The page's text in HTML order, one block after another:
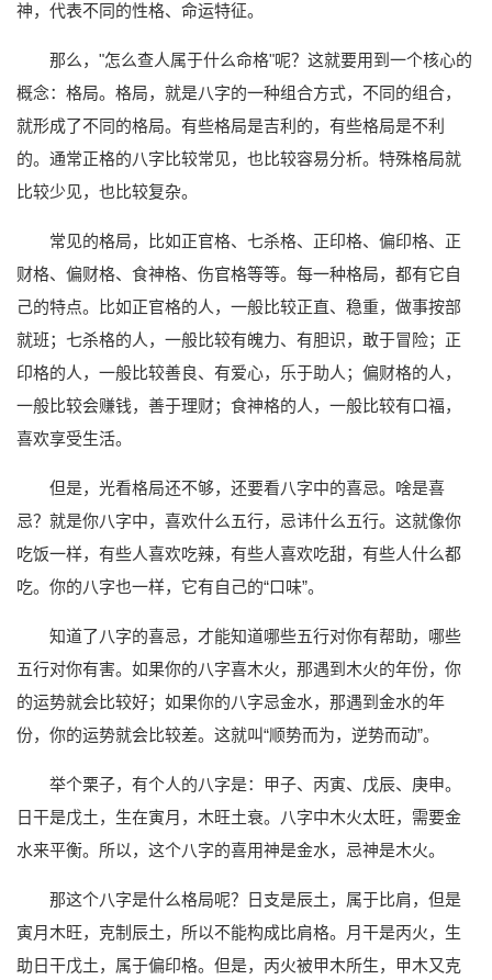
神，代表不同的性格、命运特征。
那么，"怎么查人属于什么命格"呢？这就要用到一个核心的
概念：格局。格局，就是八字的一种组合方式，不同的组合，
就形成了不同的格局。有些格局是吉利的，有些格局是不利
的。通常正格的八字比较常见，也比较容易分析。特殊格局就
比较少见，也比较复杂。
常见的格局，比如正官格、七杀格、正印格、偏印格、正
财格、偏财格、食神格、伤官格等等。每一种格局，都有它自
己的特点。比如正官格的人，一般比较正直、稳重，做事按部
就班；七杀格的人，一般比较有魄力、有胆识，敢于冒险；正
印格的人，一般比较善良、有爱心，乐于助人；偏财格的人，
一般比较会赚钱，善于理财；食神格的人，一般比较有口福，
喜欢享受生活。
但是，光看格局还不够，还要看八字中的喜忌。啥是喜
忌？就是你八字中，喜欢什么五行，忌讳什么五行。这就像你
吃饭一样，有些人喜欢吃辣，有些人喜欢吃甜，有些人什么都
吃。你的八字也一样，它有自己的“口味”。
知道了八字的喜忌，才能知道哪些五行对你有帮助，哪些
五行对你有害。如果你的八字喜木火，那遇到木火的年份，你
的运势就会比较好；如果你的八字忌金水，那遇到金水的年
份，你的运势就会比较差。这就叫“顺势而为，逆势而动”。
举个栗子，有个人的八字是：甲子、丙寅、戊辰、庚申。
日干是戊土，生在寅月，木旺土衰。八字中木火太旺，需要金
水来平衡。所以，这个八字的喜用神是金水，忌神是木火。
那这个八字是什么格局呢？日支是辰土，属于比肩，但是
寅月木旺，克制辰土，所以不能构成比肩格。月干是丙火，生
助日干戊土，属于偏印格。但是，丙火被甲木所生，甲木又克